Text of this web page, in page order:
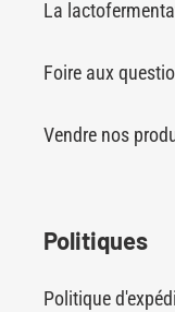
La
Foire aux
Vendre nos
Politiques
Politique